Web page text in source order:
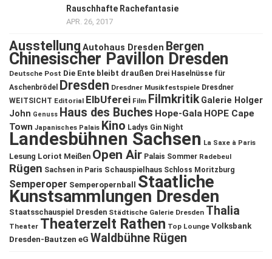
Rauschhafte Rachefantasie
APR. 26, 2017
Ausstellung Autohaus Dresden Bergen
Chinesischer Pavillon Dresden
Deutsche Post Die Ente bleibt draußen Drei Haselnüsse für
Aschenbrödel
Dresden Dresdner Musikfestspiele Dresdner
WEITSICHT Editorial ElbUferei Film Filmkritik Galerie Holger
John Genuss Haus des Buches Hope-Gala HOPE Cape
Town Japanisches Palais Kino Ladys Gin Night
Landesbühnen Sachsen La Saxe à Paris
Lesung Loriot Meißen Open Air Palais Sommer Radebeul
Rügen Sachsen in Paris Schauspielhaus Schloss Moritzburg
Semperoper Semperopernball Staatliche
Kunstsammlungen Dresden
Staatsschauspiel Dresden Städtische Galerie Dresden Thalia
Theater Theaterzelt Rathen Top Lounge Volksbank
Dresden-Bautzen eG Waldbühne Rügen